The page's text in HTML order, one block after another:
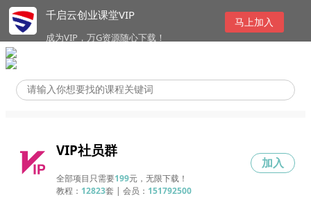
千启云创业课堂VIP
成为VIP，万G资源随心下载！
马上加入
VIP社员群
全部项目只需要199元，无限下载！
教程： 12823套 | 会员： 151792500
加入